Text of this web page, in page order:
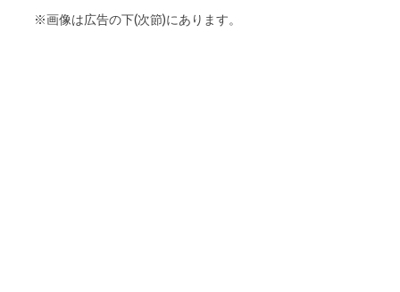
※画像は広告の下(次節)にあります。